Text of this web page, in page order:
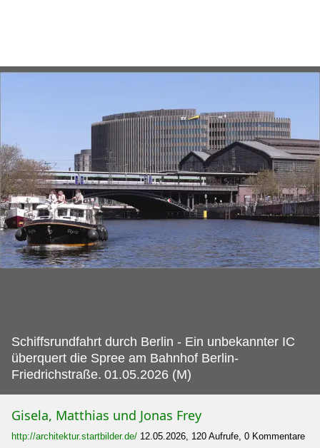
Schiffsrundfahrt durch Berlin - Ein unbekannter IC
überquert die Spree am Bahnhof Berlin-
Friedrichstraße. 01.05.2026 (M)
Gisela, Matthias und Jonas Frey
http://architektur.startbilder.de/ 12.05.2026, 120 Aufrufe, 0 Kommentare